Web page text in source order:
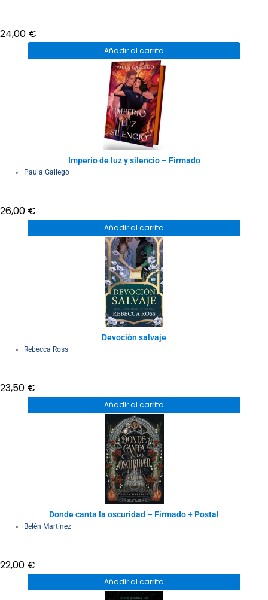
24,00 €
Añadir al carrito
Imperio de luz y silencio – Firmado
Paula Gallego
26,00 €
Añadir al carrito
Devoción salvaje
Rebecca Ross
23,50 €
Añadir al carrito
Donde canta la oscuridad – Firmado + Postal
Belén Martínez
22,00 €
Añadir al carrito